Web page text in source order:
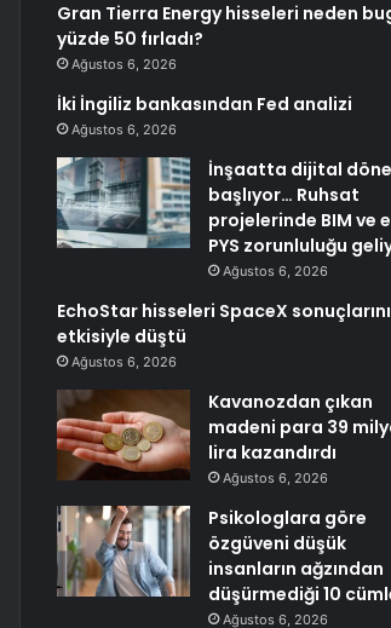
Gran Tierra Energy hisseleri neden
yüzde 50 fırladı?
Ağustos 6, 2026
İki İngiliz bankasından Fed analizi
Ağustos 6, 2026
İnşaatta dijital
başlıyor… Ruhsat
projelerinde BIM ve
PYS zorunluluğu
Ağustos 6, 2026
EchoStar hisseleri SpaceX
etkisiyle düştü
Ağustos 6, 2026
Kavanozdan çıkan
madeni para 39
lira kazandırdı
Ağustos 6, 2026
Psikologlara göre
özgüveni düşük
insanların ağzından
düşürmediği 10
Ağustos 6, 2026